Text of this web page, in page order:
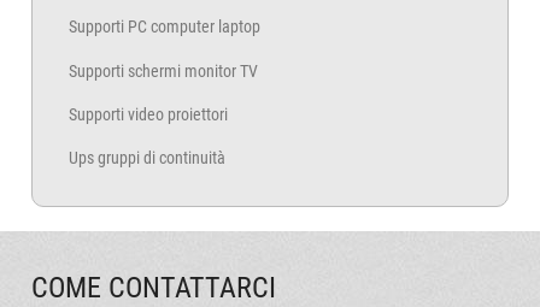
Supporti PC computer laptop
Supporti schermi monitor TV
Supporti video proiettori
Ups gruppi di continuità
COME CONTATTARCI